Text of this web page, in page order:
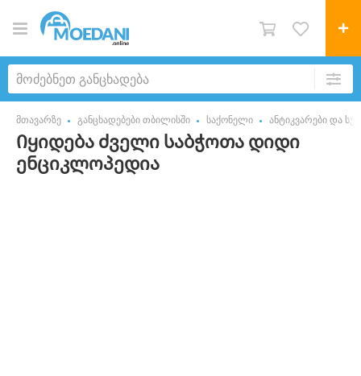
მთავარზე განცხადებები თბილისში საქონელი ანტიკვარები და
Იყიდება ძველი საბჭოთა დიდი
ენციკლოპედია